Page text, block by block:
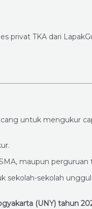
privat TKA dari
untuk mengukur
maupun perguruan
sekolah-sekolah
(UNY) tahun